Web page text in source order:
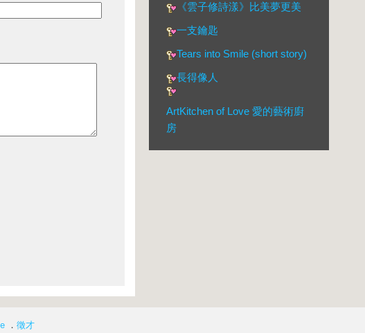
《雲子修詩漾》比美夢更美
一支鑰匙
Tears into Smile (short story)
長得像人
ArtKitchen of Love 愛的藝術廚
房
． 徵才